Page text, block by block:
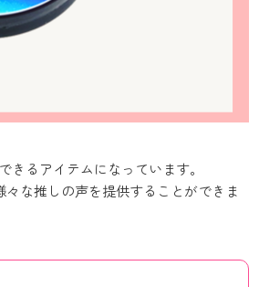
るアイテムになっています。
な推しの声を提供することができま